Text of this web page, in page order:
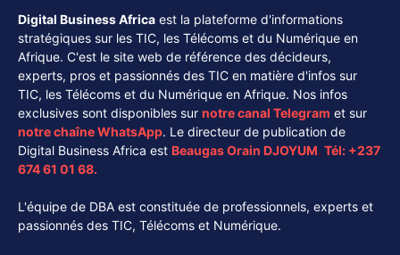
Digital Business Africa est la plateforme d'informations
stratégiques sur les TIC, les Télécoms et du Numérique en
Afrique. C'est le site web de référence des décideurs,
experts, pros et passionnés des TIC en matière d'infos sur
TIC, les Télécoms et du Numérique en Afrique. Nos infos
exclusives sont disponibles sur notre canal Telegram et sur
notre chaîneWhatsApp. Le directeur de publication de
Digital Business Africa est Beaugas Orain DJOYUM. Tél: +237
674 61 01 68.
L'équipe de DBA est constituée de professionnels, experts et
passionnés des TIC, Télécoms et Numérique.